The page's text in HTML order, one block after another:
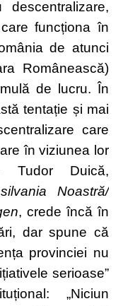
funcționa în
de atunci
Românească)
de lucru. În
tentație și mai
care
în viziunea lor
Tudor Duică,
Noastră/
, crede încă în
dar spune că
provinciei nu
serioase”
„Niciun